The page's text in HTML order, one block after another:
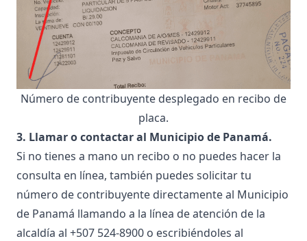
Número de contribuyente desplegado en recibo de
placa.
3. Llamar o contactar al Municipio de Panamá.
Si no tienes a mano un recibo o no puedes hacer la
consulta en línea, también puedes solicitar tu
número de contribuyente directamente al Municipio
de Panamá llamando a la línea de atención de la
alcaldía al +507 524-8900 o escribiéndoles al